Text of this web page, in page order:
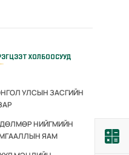
ХОЛБООСУУД
УЛСЫН ЗАСГИЙН
НИЙГМИЙН
ЯАМ